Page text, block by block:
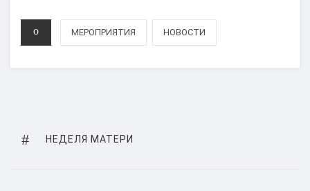
CATEGORIES
МЕРОПРИЯТИЯ НОВОСТИ
по
PREVIOUS
НЕДЕЛЯ МАТЕРИ